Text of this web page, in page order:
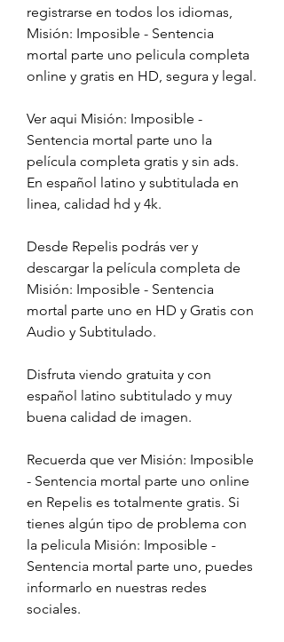
registrarse en todos los idiomas,
Misión: Imposible - Sentencia
mortal parte uno pelicula completa
online y gratis en HD, segura y legal.
Ver aqui Misión: Imposible -
Sentencia mortal parte uno la
película completa gratis y sin ads.
En español latino y subtitulada en
linea, calidad hd y 4k.
Desde Repelis podrás ver y
descargar la película completa de
Misión: Imposible - Sentencia
mortal parte uno en HD y Gratis con
Audio y Subtitulado.
Disfruta viendo gratuita y con
español latino subtitulado y muy
buena calidad de imagen.
Recuerda que ver Misión: Imposible
- Sentencia mortal parte uno online
en Repelis es totalmente gratis. Si
tienes algún tipo de problema con
la pelicula Misión: Imposible -
Sentencia mortal parte uno, puedes
informarlo en nuestras redes
sociales.